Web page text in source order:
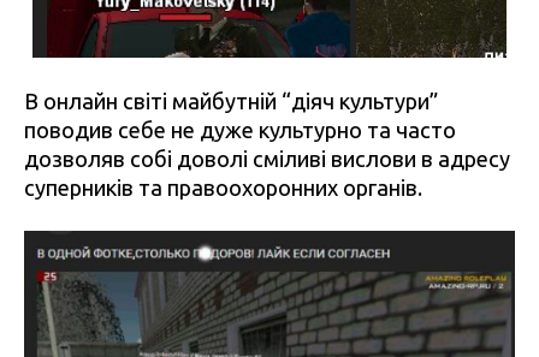
В онлайн світі майбутній “діяч культури”
поводив себе не дуже культурно та часто
дозволяв собі доволі сміливі вислови в адресу
суперників та правоохоронних органів.